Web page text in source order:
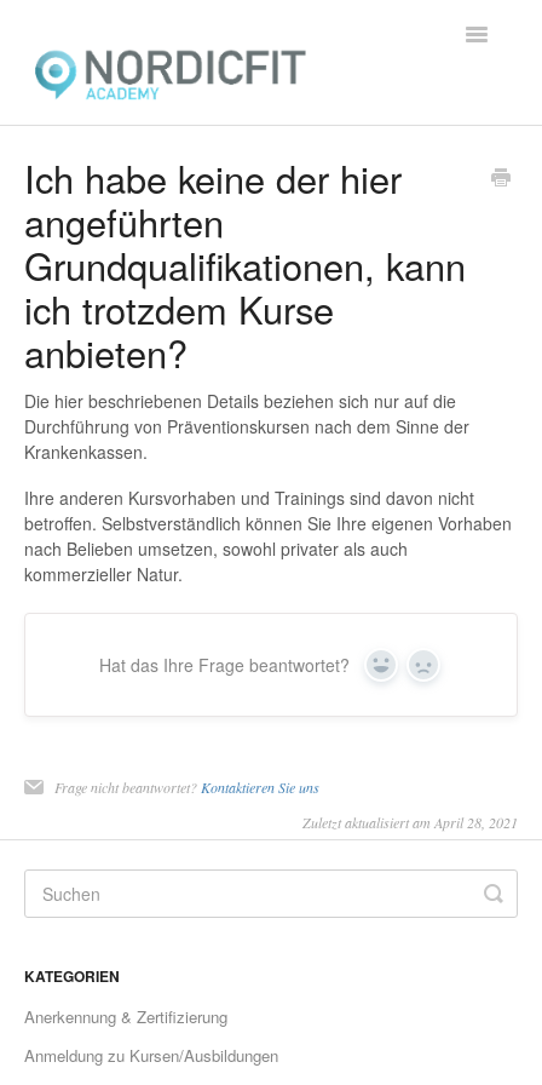
Toggle
Präsenzausbildungen
Online-Ausbildungen
Ich habe keine der hier
angeführten
Grundqualifikationen, kann
ich trotzdem Kurse
anbieten?
Die hier beschriebenen Details beziehen sich nur auf die
Durchführung von Präventionskursen nach dem Sinne der
Krankenkassen.
Ihre anderen Kursvorhaben und Trainings sind davon nicht
betroffen. Selbstverständlich können Sie Ihre eigenen Vorhaben
nach Belieben umsetzen, sowohl privater als auch
kommerzieller Natur.
Hat das Ihre Frage beantwortet? Yes No
Frage nicht beantwortet? Kontaktieren Sie uns
Zuletzt aktualisiert am April 28, 2021
KATEGORIEN
Anerkennung & Zertifizierung
Anmeldung zu Kursen/Ausbildungen